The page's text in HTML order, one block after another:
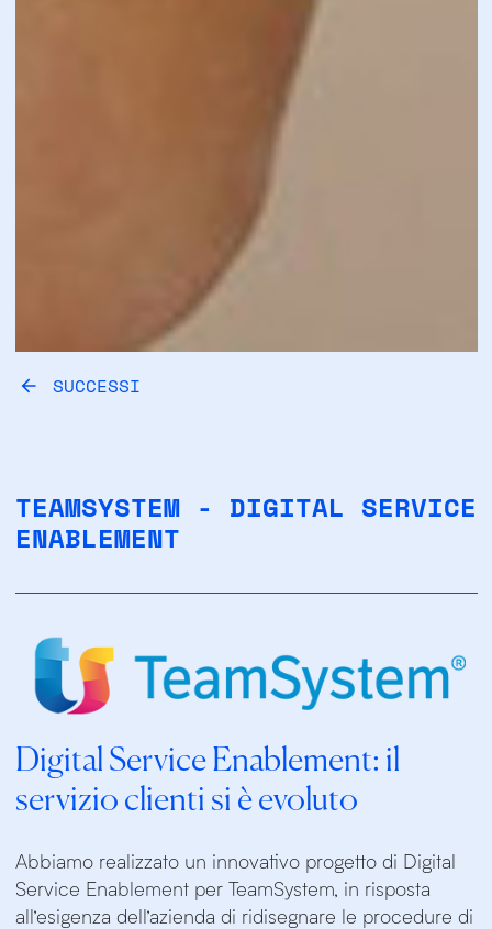
SUCCESSI
TEAMSYSTEM - DIGITAL SERVICE
ENABLEMENT
Digital Service Enablement: il
servizio clienti si è evoluto
Abbiamo realizzato un innovativo progetto di Digital
Service Enablement per TeamSystem, in risposta
all’esigenza dell’azienda di ridisegnare le procedure di